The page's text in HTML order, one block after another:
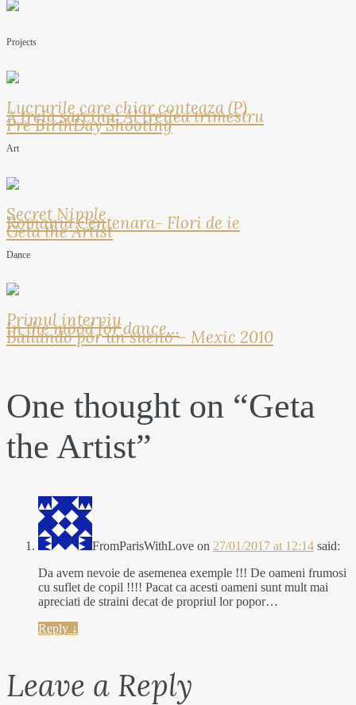
Projects
Lucrurile care chiar conteaza (P)
A treia sarcina: Al treilea trimestru
Pre BirthDay Shooting
Art
Secret Nipple
Romania Centenara- Flori de ie
Geta the Artist
Dance
Primul interviu
In the mood for dance…
Bailando por un sueno – Mexic 2010
One thought on “Geta
the Artist”
FromParisWithLove on 27/01/2017 at 12:14 said:
Da avem nevoie de asemenea exemple !!! De oameni frumosi
cu suflet de copil !!!! Pacat ca acesti oameni sunt mult mai
apreciati de straini decat de propriul lor popor…
Reply ↓
Leave a Reply